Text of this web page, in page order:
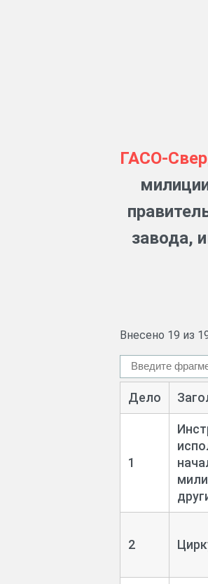
ГАСО-
завода,
Внесено 19 из
Дело
1
2